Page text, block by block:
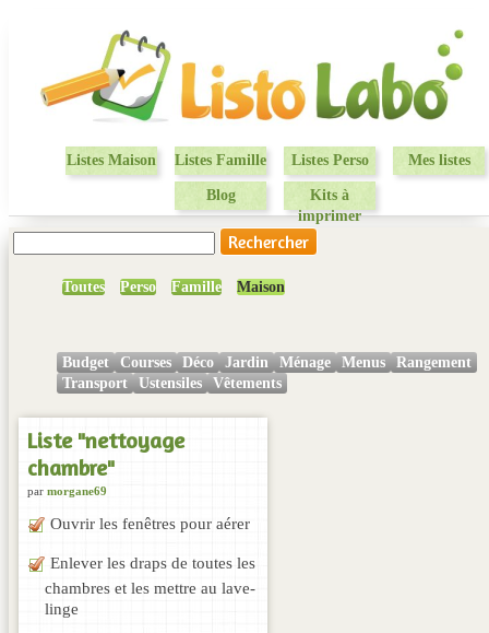
Listes Maison Listes Famille Listes Perso Mes listes
Blog
Kits à
imprimer
Toutes Perso Famille Maison
Budget Courses Déco Jardin Ménage Menus
Rangement
Transport
Ustensiles Vêtements
Liste "nettoyage
chambre"
par morgane69
Ouvrir les fenêtres pour aérer
Enlever les draps de toutes les
chambres et les mettre au lave-
linge